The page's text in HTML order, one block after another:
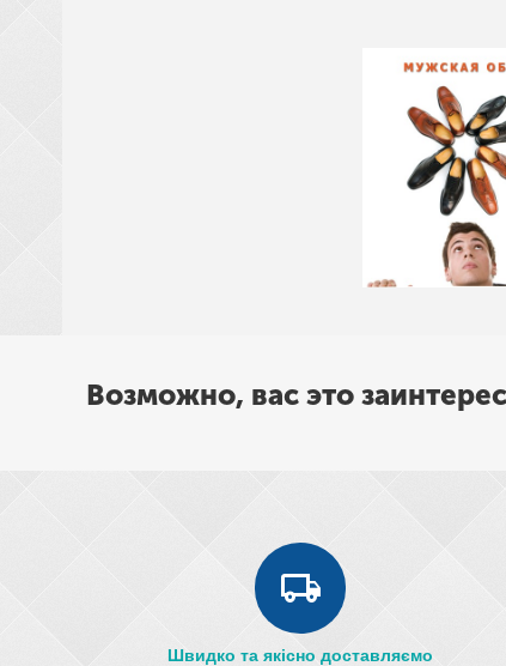
При замовленні одягу (крім верхнього) на
взуття з матеріалу ЕВА, ПВХ та піни) і
рюкзаки, сумки, покривала, постільна
Возможно, вас это
Швидко та якісно доставляємо